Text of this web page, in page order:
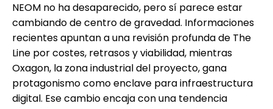
NEOM no ha desaparecido, pero sí parece estar
cambiando de centro de gravedad. Informaciones
recientes apuntan a una revisión profunda de The
Line por costes, retrasos y viabilidad, mientras
Oxagon, la zona industrial del proyecto, gana
protagonismo como enclave para infraestructura
digital. Ese cambio encaja con una tendencia